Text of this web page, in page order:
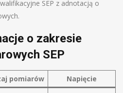
SEP z adnotacją o
o zakresie
SEP
pomiarów Napięcie